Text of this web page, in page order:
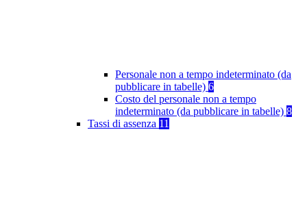
Personale non a tempo indeterminato (da
pubblicare in tabelle) 6
Costo del personale non a tempo
indeterminato (da pubblicare in tabelle) 8
Tassi di assenza 11